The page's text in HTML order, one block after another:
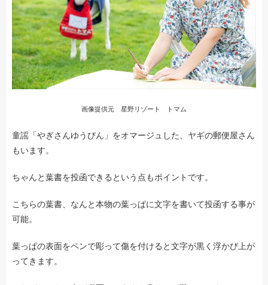
画像提供元 星野リゾート トマム
童謡「やぎさんゆうびん」をオマージュした、ヤギの郵便屋さん
もいます。
ちゃんと葉書を投函できるという点もポイントです。
こちらの葉書、なんと本物の葉っぱに文字を書いて投函する事が
可能。
葉っぱの表面をペンで彫って傷を付けると文字が黒く浮かび上が
ってきます。